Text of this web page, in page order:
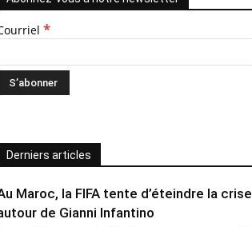
*
Derniers articles
Maroc, la FIFA tente d’éteindre la crise
de Gianni Infantino